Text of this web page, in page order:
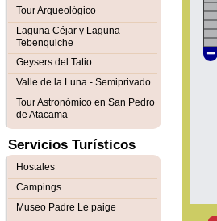
Tour Arqueológico
Laguna Céjar y Laguna
Tebenquiche
Geysers del Tatio
Valle de la Luna - Semiprivado
Tour Astronómico en San Pedro
de Atacama
Servicios Turísticos
Hostales
Campings
Museo Padre Le paige